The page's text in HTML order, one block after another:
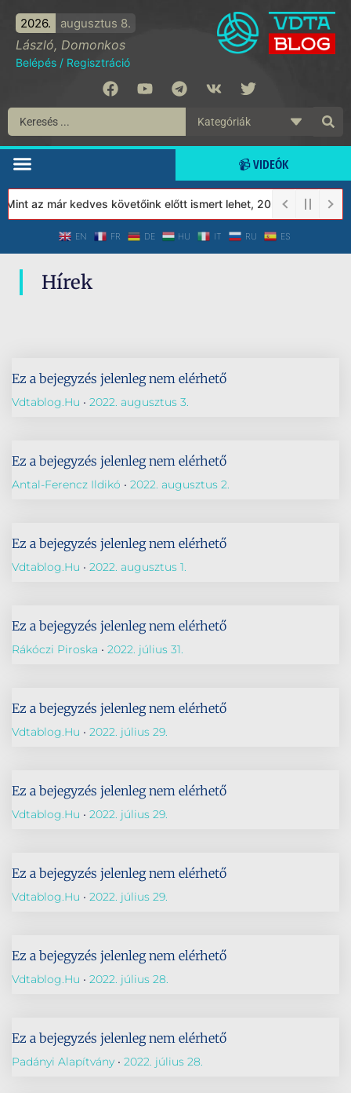
2026. augusztus 8.
László, Domonkos
Belépés / Regisztráció
📹 VIDEÓK
az már kedves követőink előtt ismert lehet, 2023-tól a
EN FR DE HU IT RU ES
Hírek
Ez a bejegyzés jelenleg nem elérhető
Vdtablog.hu 2022. augusztus 3.
Ez a bejegyzés jelenleg nem elérhető
Antal-Ferencz Ildikó 2022. augusztus 2.
Ez a bejegyzés jelenleg nem elérhető
Vdtablog.hu 2022. augusztus 1.
Ez a bejegyzés jelenleg nem elérhető
Rákóczi Piroska 2022. július 31.
Ez a bejegyzés jelenleg nem elérhető
Vdtablog.hu 2022. július 29.
Ez a bejegyzés jelenleg nem elérhető
Vdtablog.hu 2022. július 29.
Ez a bejegyzés jelenleg nem elérhető
Vdtablog.hu 2022. július 29.
Ez a bejegyzés jelenleg nem elérhető
Vdtablog.hu 2022. július 28.
Ez a bejegyzés jelenleg nem elérhető
Padányi Alapítvány 2022. július 28.